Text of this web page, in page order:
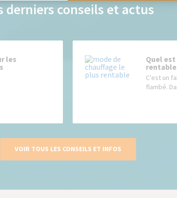
derniers conseils et actus
les
Quel
rentable
C'est un
flambé.
VOIR TOUS LES CONSEILS ET INFOS